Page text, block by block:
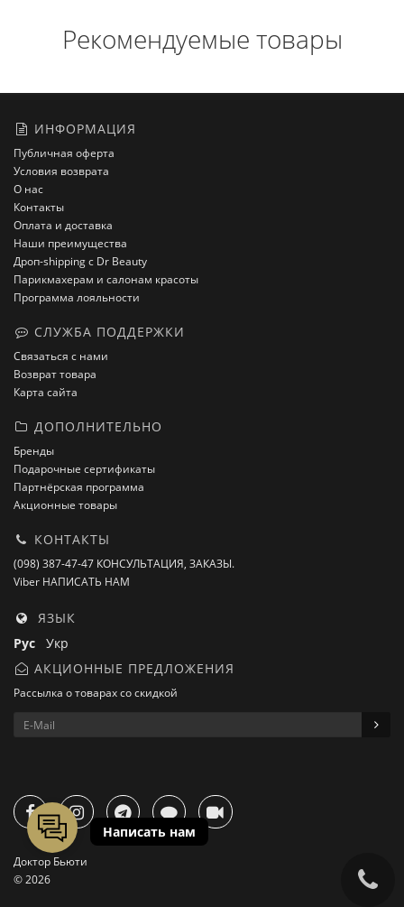
Рекомендуемые товары
ИНФОРМАЦИЯ
Публичная оферта
Условия возврата
О нас
Контакты
Оплата и доставка
Наши преимущества
Дроп-shipping с Dr Beauty
Парикмахерам и салонам красоты
Программа лояльности
СЛУЖБА ПОДДЕРЖКИ
Связаться с нами
Возврат товара
Карта сайта
ДОПОЛНИТЕЛЬНО
Бренды
Подарочные сертификаты
Партнёрская программа
Акционные товары
КОНТАКТЫ
(098) 387-47-47 КОНСУЛЬТАЦИЯ, ЗАКАЗЫ.
Viber НАПИСАТЬ НАМ
ЯЗЫК
Рус Укр
АКЦИОННЫЕ ПРЕДЛОЖЕНИЯ
Рассылка о товарах со скидкой
Доктор Бьюти
© 2026